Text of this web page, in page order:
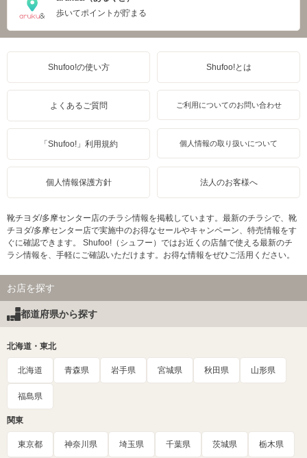
歩いてポイントが貯まる
Shufoo!の使い方 Shufoo!とは
よくあるご質問 ご利用についてのお問い合わせ
「Shufoo!」利用規約 個人情報の取り扱いについて
個人情報保護方針 法人のお客様へ
靴チヨダ/多摩センター店のチラシ情報を掲載しています。最新のチラシで、靴
チヨダ/多摩センター店で実施中のお得なセールやキャンペーン、特売情報をす
ぐに確認できます。 Shufoo!（シュフー）ではお近くの店舗で使える最新のチ
ラシ情報を、手軽にご確認いただけます。お得な情報をぜひご活用ください。
お店を探す
都道府県から探す
北海道・東北
北海道 青森県 岩手県 宮城県 秋田県 山形県
福島県
関東
東京都 神奈川県 埼玉県 千葉県 茨城県 栃木県